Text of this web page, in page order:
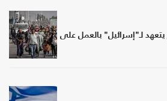
لـ"إسرائيل" بالعمل على